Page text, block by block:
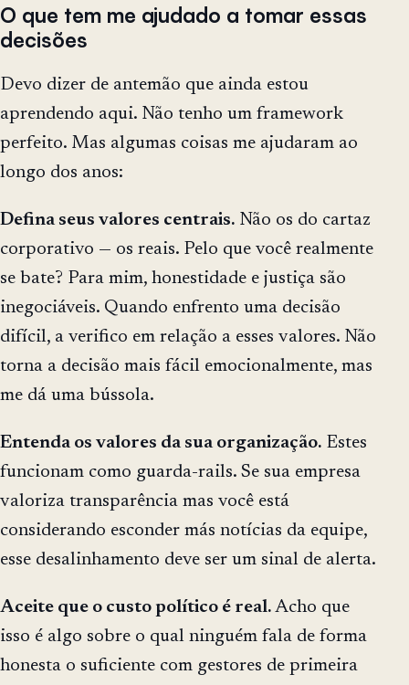
O que tem me ajudado a tomar essas
decisões
Devo dizer de antemão que ainda estou
aprendendo aqui. Não tenho um framework
perfeito. Mas algumas coisas me ajudaram ao
longo dos anos:
Defina seus valores centrais. Não os do cartaz
corporativo — os reais. Pelo que você realmente
se bate? Para mim, honestidade e justiça são
inegociáveis. Quando enfrento uma decisão
difícil, a verifico em relação a esses valores. Não
torna a decisão mais fácil emocionalmente, mas
me dá uma bússola.
Entenda os valores da sua organização. Estes
funcionam como guarda-rails. Se sua empresa
valoriza transparência mas você está
considerando esconder más notícias da equipe,
esse desalinhamento deve ser um sinal de alerta.
Aceite que o custo político é real. Acho que
isso é algo sobre o qual ninguém fala de forma
honesta o suficiente com gestores de primeira